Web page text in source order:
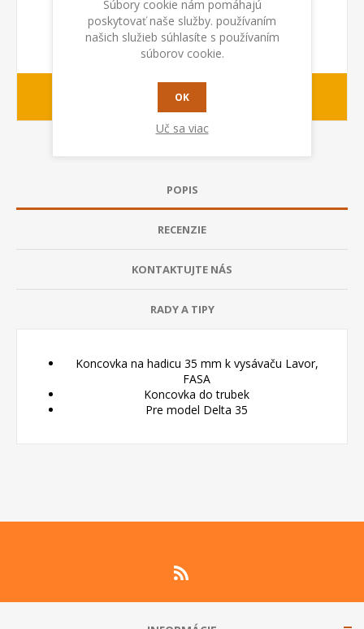
Dodacia lehota:
POPIS
RECENZIE
KONTAKTUJTE NÁS
RADY A TIPY
Koncovka na hadicu 35 mm k vysávaču Lavor,
FASA
Koncovka do trubek
Pre model Delta 35
Súbory cookie nám pomáhajú
poskytovať naše služby. používaním
našich služieb súhlasíte s používaním
súborov cookie.
OK
Uč sa viac